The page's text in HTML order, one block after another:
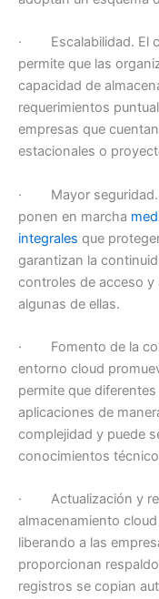
· Escalabilidad. El
permite que las
capacidad de
requerimientos
empresas que
estacionales o
· Mayor seguridad.
ponen en marcha
integrales que
garantizan la
controles de acceso
algunas de ellas.
· Fomento de la
entorno cloud
permite que
aplicaciones de
complejidad y puede
conocimientos
· Actualización y
almacenamiento
liberando a las
proporcionan
registros se copian